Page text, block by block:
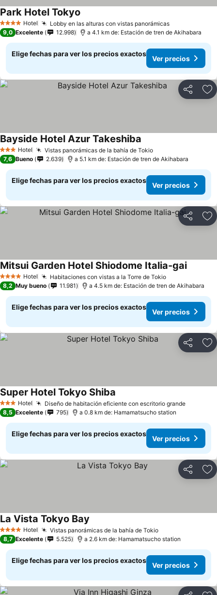
4 EstrellasHotel Lobby en las alturas con vistas panorámicas
Park Hotel Tokyo
9,0 Excelente 12.998 a 4.1 km de: Estación de tren de Akihabara
Elige fechas para ver los precios exactos
Ver precios
Compartir
3 Estrellas
Hotel Vistas panorámicas de la bahía de Tokio
Bayside Hotel Azur Takeshiba
7,6 Bueno 2.639 a 5.1 km de: Estación de tren de Akihabara
Elige fechas para ver los precios exactos
Ver precios
Compartir
4 EstrellasHotel Habitaciones con vistas a la Torre de Tokio
Mitsui Garden Hotel Shiodome Italia-gai
8,2 Muy bueno 11.981 a 4.5 km de: Estación de tren de Akihabara
Elige fechas para ver los precios exactos
Ver precios
Compartir
3 Estrellas
Hotel Diseño de habitación eficiente con escritorio grande
Super Hotel Tokyo Shiba
8,5 Excelente 795 a 0.8 km de: Hamamatsucho station
Elige fechas para ver los precios exactos
Ver precios
Compartir
4 EstrellasHotel Vistas panorámicas de la bahía de Tokio
La Vista Tokyo Bay
8,7 Excelente 5.525 a 2.6 km de: Hamamatsucho station
Elige fechas para ver los precios exactos
Ver precios